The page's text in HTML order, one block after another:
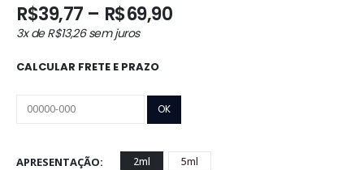
R$39,77 – R$69,90Faixa
R$69,90
3x deR$13,26sem juros
CALCULAR FRETE E PRAZO
APRESENTAÇÃO 2ml 5ml